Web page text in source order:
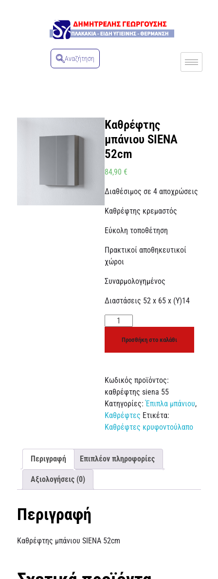
Αναζήτηση
Καθρέφτης
μπάνιου SIENA
52cm
84,90 €
Διαθέσιμος σε 4 αποχρώσεις
Καθρέφτης κρεμαστός
Εύκολη τοποθέτηση
Πρακτικοί αποθηκευτικοί
χώροι
Συναρμολογημένος
Διαστάσεις 52 x 65 x (Y)14
Προσθήκη στο καλάθι
Κωδικός προϊόντος:
καθρέφτης siena 55
Κατηγορίες:Έπιπλα μπάνιου,
Καθρέφτες Ετικέτα:
Καθρέφτες κρυφοντούλαπο
Περιγραφή Επιπλέον πληροφορίες
Αξιολογήσεις (0)
Περιγραφή
Καθρέφτης μπάνιου SIENA 52cm